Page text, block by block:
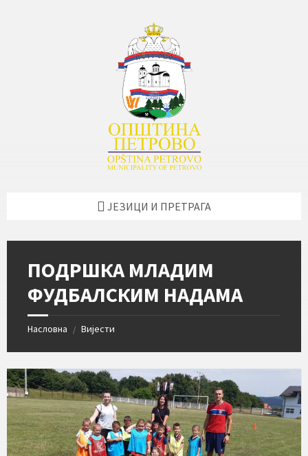
ЈЕЗИЦИ И ПРЕТРАГА
ПОДРШКА МЛАДИМ
ФУДБАЛСКИМ НАДАМА
Насловна / Вијести